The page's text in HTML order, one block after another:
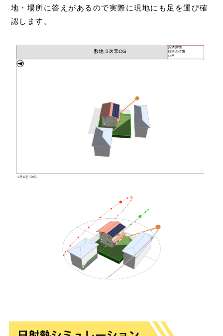
地・場所に答えがあるので実際に現地にも足を運び確
認します。